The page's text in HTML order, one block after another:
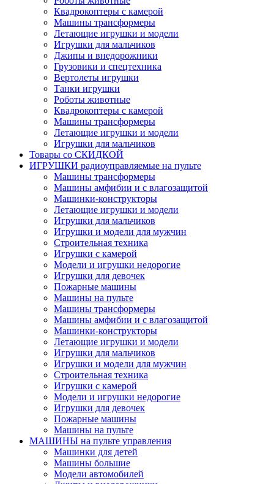
Квадрокоптеры с камерой
Машины трансформеры
Летающие игрушки и модели
Игрушки для мальчиков
Джипы и внедорожники
Грузовики и спецтехника
Вертолеты игрушки
Танки игрушки
Роботы животные
Квадрокоптеры с камерой
Машины трансформеры
Летающие игрушки и модели
Игрушки для мальчиков
Товары со СКИДКОЙ
ИГРУШКИ радиоуправляемые на пульте
Машины трансформеры
Машины амфибии и с влагозащитой
Машинки-конструкторы
Летающие игрушки и модели
Игрушки для мальчиков
Игрушки и модели для мужчин
Строительная техника
Игрушки с камерой
Модели и игрушки недорогие
Игрушки для девочек
Пожарные машины
Машины на пульте
Машины трансформеры
Машины амфибии и с влагозащитой
Машинки-конструкторы
Летающие игрушки и модели
Игрушки для мальчиков
Игрушки и модели для мужчин
Строительная техника
Игрушки с камерой
Модели и игрушки недорогие
Игрушки для девочек
Пожарные машины
Машины на пульте
МАШИНЫ на пульте управления
Машинки для детей
Машины большие
Модели автомобилей